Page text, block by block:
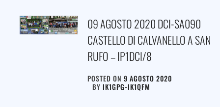
09 AGOSTO 2020 DCI-SA090
CASTELLO DI CALVANELLO A SAN
RUFO – IP1DCI/8
POSTED ON 9 AGOSTO 2020
BY IK1GPG-IK1QFM